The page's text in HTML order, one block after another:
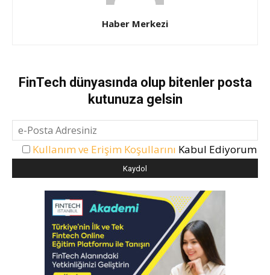
Haber Merkezi
FinTech dünyasında olup bitenler posta
kutunuza gelsin
Kullanım ve Erişim Koşullarını Kabul Ediyorum